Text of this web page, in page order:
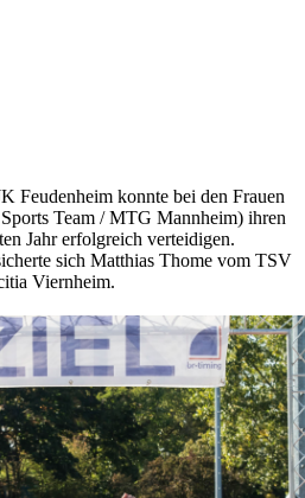
Feudenheim konnte bei den Frauen
Team / MTG Mannheim) ihren
Jahr erfolgreich verteidigen.
sich Matthias Thome vom TSV
Viernheim.